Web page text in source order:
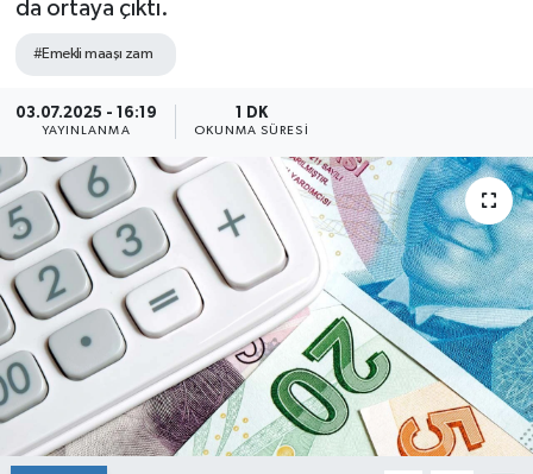
da ortaya çıktı.
#Emekli maaşı zam
03.07.2025 - 16:19
YAYINLANMA
1 DK
OKUNMA SÜRESI
KADIN
KULTUR-SANAT
MAGAZİN
MEDYA
OTOMOBİL
ÖZEL HABER